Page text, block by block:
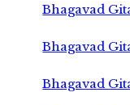
Bhagavad
Bhagavad
Bhagavad